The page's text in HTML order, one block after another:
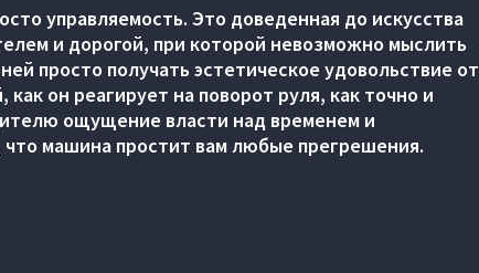
управляемость. Это доведенная до искусства
и дорогой, при которой невозможно мыслить
просто получать эстетическое удовольствие от
как он реагирует на поворот руля, как точно и
ощущение власти над временем и
что машина простит вам любые прегрешения.